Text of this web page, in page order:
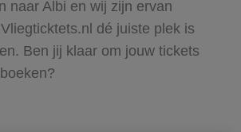
naar Albi en wij zijn ervan
dé juiste plek is
Ben jij klaar om jouw tickets